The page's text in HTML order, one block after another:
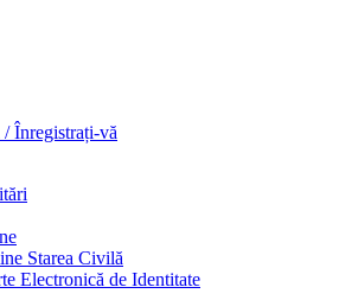
Înregistrați-vă
Starea Civilă
Electronică de Identitate